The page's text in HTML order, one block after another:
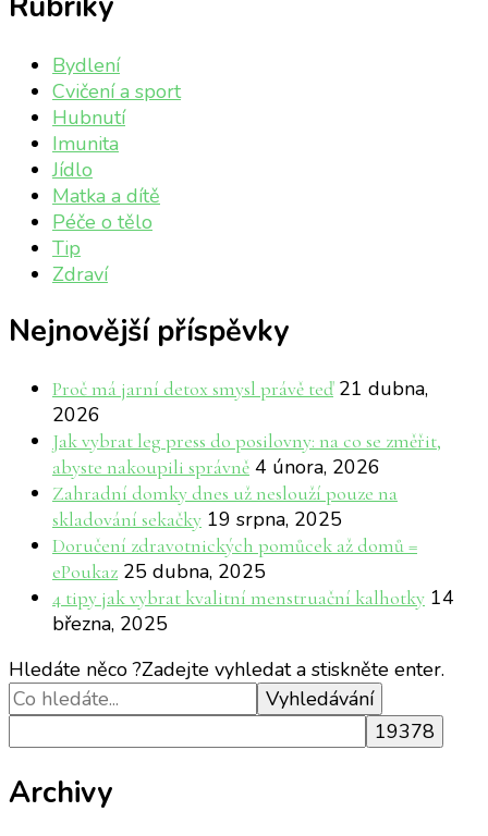
Bydlení
Cvičení a sport
Hubnutí
Imunita
Jídlo
Matka a dítě
Péče o tělo
Tip
Zdraví
Nejnovější příspěvky
Proč má jarní detox smysl právě teď 21 dubna,
2026
Jak vybrat leg press do posilovny: na co se změřit,
abyste nakoupili správně 4 února, 2026
Zahradní domky dnes už neslouží pouze na
skladování sekačky 19 srpna, 2025
Doručení zdravotnických pomůcek až domů =
ePoukaz 25 dubna, 2025
4 tipy jak vybrat kvalitní menstruační kalhotky 14
března, 2025
Hledáte něco ?Zadejte vyhledat a stiskněte enter.
Archivy